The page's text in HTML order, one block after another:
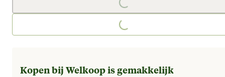
Loading...
Loading...
Kopen bij Welkoop is gemakkelijk